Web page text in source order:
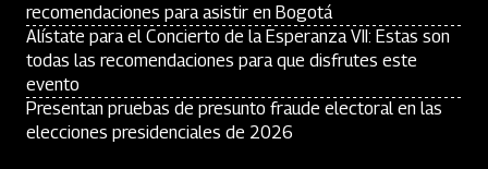
recomendaciones para asistir en Bogotá
Alístate para el Concierto de la Esperanza VII: Estas son
todas las recomendaciones para que disfrutes este
evento
Presentan pruebas de presunto fraude electoral en las
elecciones presidenciales de 2026